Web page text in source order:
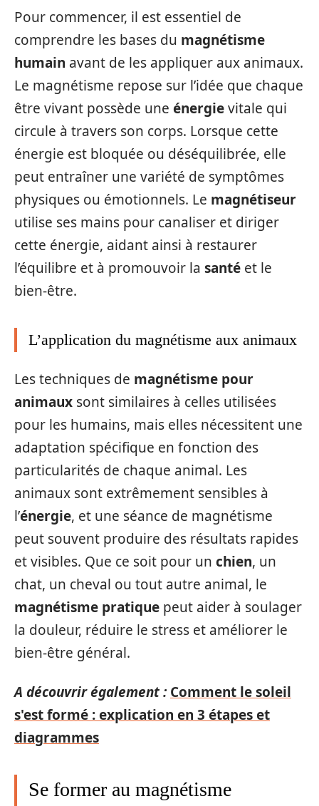
Pour commencer, il est essentiel de
comprendre les bases du magnétisme
humain avant de les appliquer aux animaux.
Le magnétisme repose sur l’idée que chaque
être vivant possède une énergievitale qui
circule à travers son corps. Lorsque cette
énergie est bloquée ou déséquilibrée, elle
peut entraîner une variété de symptômes
physiques ou émotionnels. Le magnétiseur
utilise ses mains pour canaliser et diriger
cette énergie, aidant ainsi à restaurer
l’équilibre et à promouvoir la santé et le
bien-être.
L’application du magnétisme aux animaux
Les techniques de magnétisme pour
animaux sont similaires à celles utilisées
pour les humains, mais elles nécessitent une
adaptation spécifique en fonction des
particularités de chaque animal. Les
animaux sont extrêmement sensibles à
l’énergie, et une séance de magnétisme
peut souvent produire des résultats rapides
et visibles. Que ce soit pour un chien, un
chat, un cheval ou tout autre animal, le
magnétisme pratique peut aider à soulager
la douleur, réduire le stress et améliorer le
bien-être général.
A découvrir également : Comment le soleil
s'est formé : explication en 3 étapes et
diagrammes
Se former au magnétisme